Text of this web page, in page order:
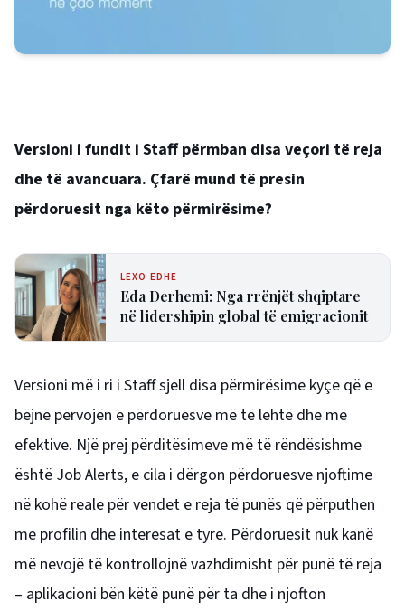
Versioni i fundit i Staff përmban disa veçori të reja
dhe të avancuara. Çfarë mund të presin
përdoruesit nga këto përmirësime?
LEXO EDHE
Eda Derhemi: Nga rrënjët shqiptare
në lidershipin global të emigracionit
Versioni më i ri i Staff sjell disa përmirësime kyçe që e
bëjnë përvojën e përdoruesve më të lehtë dhe më
efektive. Një prej përditësimeve më të rëndësishme
është Job Alerts, e cila i dërgon përdoruesve njoftime
në kohë reale për vendet e reja të punës që përputhen
me profilin dhe interesat e tyre. Përdoruesit nuk kanë
më nevojë të kontrollojnë vazhdimisht për punë të reja
– aplikacioni bën këtë punë për ta dhe i njofton